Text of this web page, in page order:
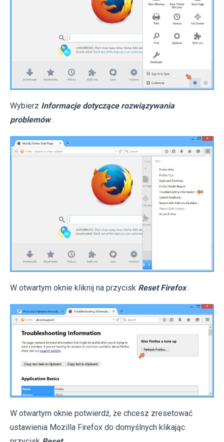
Wybierz Informacje dotyczące rozwiązywania
problemów .
W otwartym oknie kliknij na przycisk Reset Firefox .
W otwartym oknie potwierdź, że chcesz zresetować
ustawienia Mozilla Firefox do domyślnych klikając